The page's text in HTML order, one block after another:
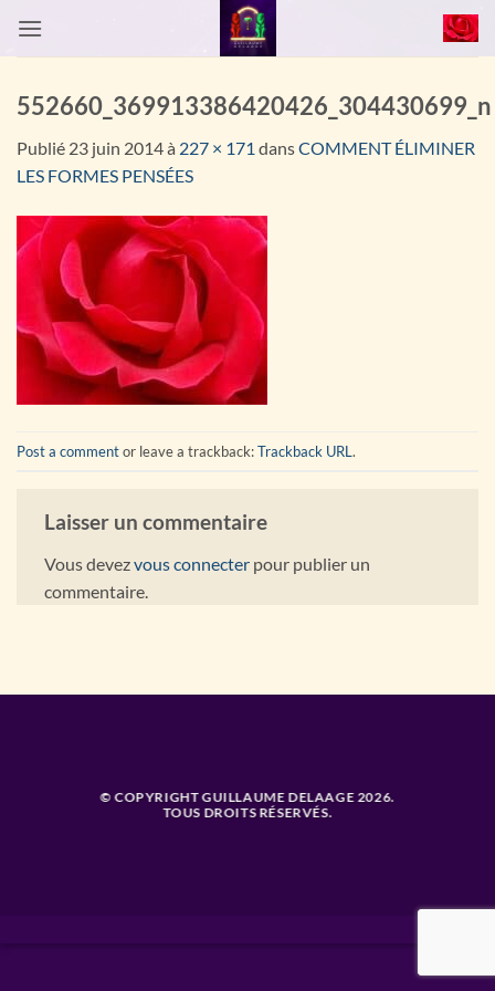
552660_369913386420426_304430699_n
Publié 23 juin 2014à 227 × 171 dansCOMMENT ÉLIMINER
LES FORMES PENSÉES
Post a commentor leave a trackback:Trackback URL.
Laisser un commentaire
Vous devezvous connecter pour publier un
commentaire.
© COPYRIGHT GUILLAUME DELAAGE 2026.
TOUS DROITS RÉSERVÉS.